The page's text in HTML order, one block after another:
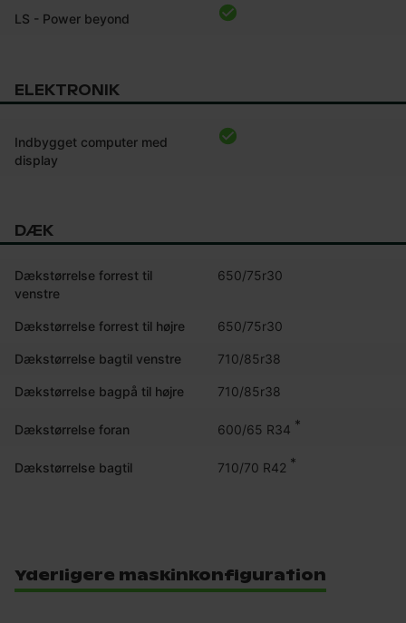
LS - Power beyond
ELEKTRONIK
Indbygget computer med
display
DÆK
Dækstørrelse forrest til
venstre
650/75r30
Dækstørrelse forrest til højre 650/75r30
Dækstørrelse bagtil venstre 710/85r38
Dækstørrelse bagpå til højre 710/85r38
Dækstørrelse foran 600/65 R34 *
Dækstørrelse bagtil 710/70 R42 *
Yderligere maskinkonfiguration